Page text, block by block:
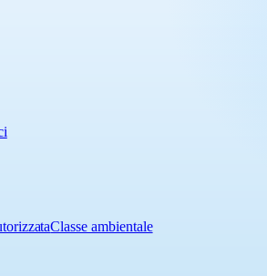
Classe ambientale